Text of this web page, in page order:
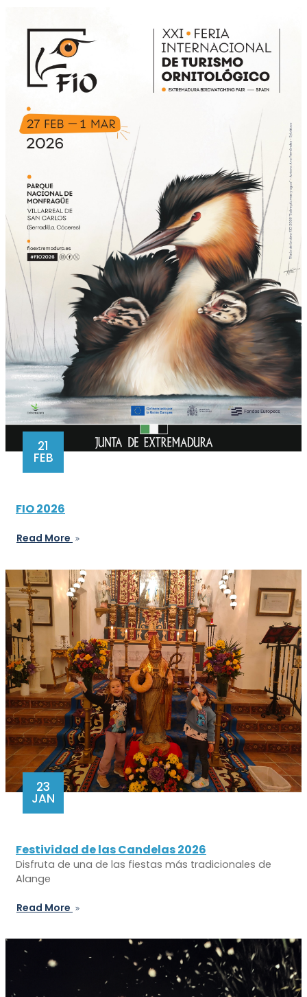
21
FEB
FIO 2026
Read More
23
JAN
Festividad de las Candelas 2026
Disfruta de una de las fiestas más tradicionales de
Alange
Read More